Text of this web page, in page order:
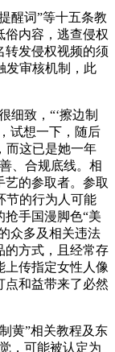
词”等十五条教
俗内容，逃查侵权
转发侵权视频的须
发审核机制，此
致，“‘擦边制
试想一下，随后
而这已是她一年
、合规底线。相
艺的参取者。参取
节的行为人可能
手国漫脚色“美
众多及相关违法
的方式，且经常存
上传指定女性人像
点和益带来了必然
黄”相关教程及东
，可能被认定为